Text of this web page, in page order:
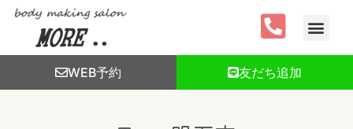
WEB予約 友だち追加